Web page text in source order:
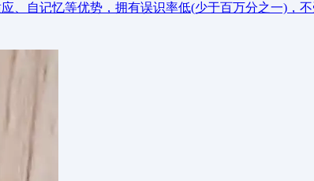
、自记忆等优势，拥有误识率低(少于百万分之一)，